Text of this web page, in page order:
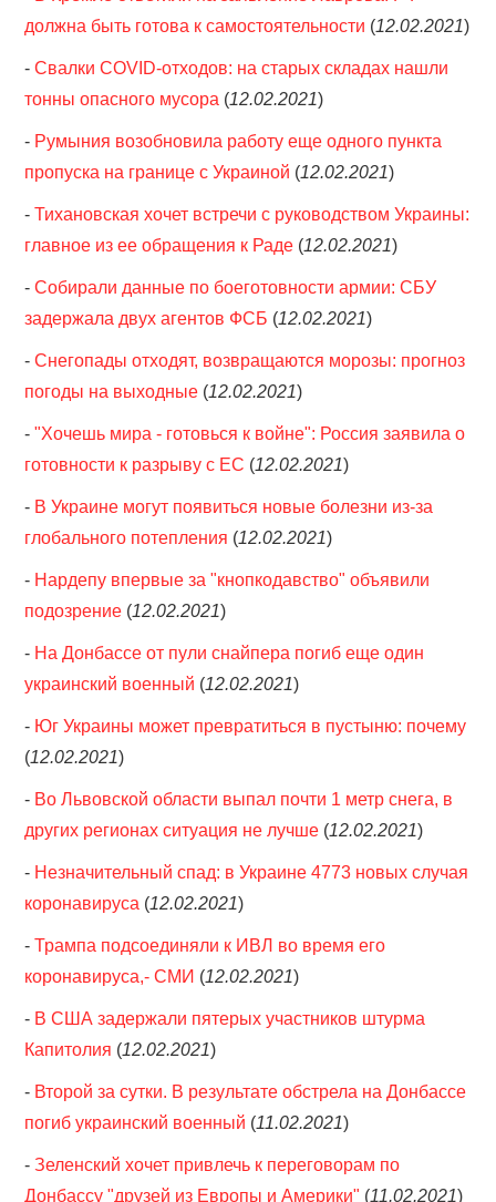
должна быть готова к самостоятельности (12.02.2021)
-Свалки COVID-отходов: на старых складах нашли
тонны опасного мусора (12.02.2021)
- Румыния возобновила работу еще одного пункта
пропуска на границе с Украиной (12.02.2021)
-Тихановская хочет встречи с руководством Украины:
главное из ее обращения к Раде (12.02.2021)
-Собирали данные по боеготовности армии: СБУ
задержала двух агентов ФСБ (12.02.2021)
-Снегопады отходят, возвращаются морозы: прогноз
погоды на выходные (12.02.2021)
-"Хочешь мира - готовься к войне": Россия заявила о
готовности к разрыву с ЕС (12.02.2021)
- В Украине могут появиться новые болезни из-за
глобального потепления (12.02.2021)
- Нардепу впервые за "кнопкодавство" объявили
подозрение (12.02.2021)
- На Донбассе от пули снайпера погиб еще один
украинский военный (12.02.2021)
- Юг Украины может превратиться в пустыню: почему
(12.02.2021)
- Во Львовской области выпал почти 1 метр снега, в
других регионах ситуация не лучше (12.02.2021)
- Незначительный спад: в Украине 4773 новых случая
коронавируса (12.02.2021)
-Трампа подсоединяли к ИВЛ во время его
коронавируса,- СМИ (12.02.2021)
- В США задержали пятерых участников штурма
Капитолия (12.02.2021)
- Второй за сутки. В результате обстрела на Донбассе
погиб украинский военный (11.02.2021)
-Зеленский хочет привлечь к переговорам по
Донбассу "друзей из Европы и Америки" (11.02.2021)